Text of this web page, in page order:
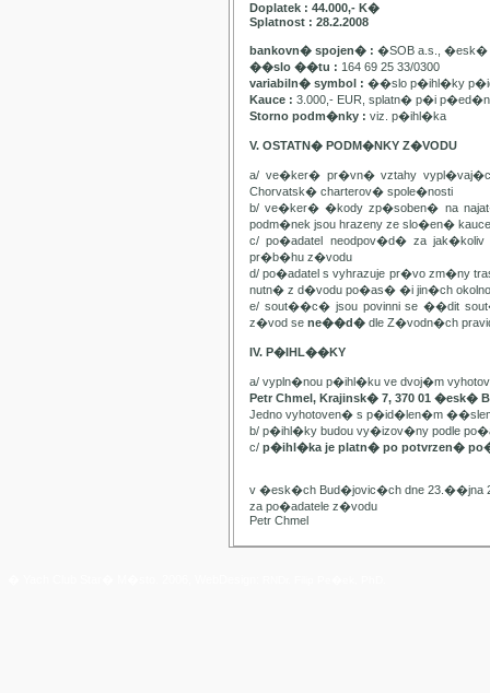
Doplatek : 44.000,- K�
Splatnost : 28.2.2008
bankovn� spojen� : �SOB a.s., �esk�
��slo ��tu : 164 69 25 33/0300
variabiln� symbol : ��slo p�ihl�ky
Kauce : 3.000,- EUR, splatn� p�i
Storno podm�nky : viz. p�ihl�ka
V. OSTATN� PODM�NKY Z�VODU
a/ ve�ker� pr�vn� vztahy
Chorvatsk� charterov� spole�nosti
b/ ve�ker� �kody zp�soben� na
podm�nek jsou hrazeny ze slo�en� kauce
c/ po�adatel neodpov�d� za
pr�b�hu z�vodu
d/ po�adatel s vyhrazuje pr�vo zm�ny
nutn� z d�vodu po�as� �i jin�ch
e/ sout��c� jsou povinni se ��dit
z�vod se ne��d� dle Z�vodn�ch
IV. P�IHL��KY
a/ vypln�nou p�ihl�ku ve dvoj�m
Petr Chmel, Krajinsk� 7, 370 01 �esk�
Jedno vyhotoven� s p�id�len�m
b/ p�ihl�ky budou vy�izov�ny podle
c/ p�ihl�ka je platn� po potvrzen�
v �esk�ch Bud�jovic�ch dne 23.��jna
za po�adatele z�vodu
Petr Chmel